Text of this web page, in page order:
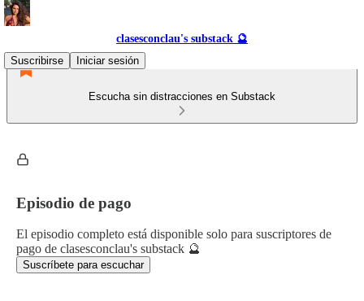
clasesconclau's substack 🔮
Suscribirse
Iniciar sesión
Escucha sin distracciones en Substack
Episodio de pago
El episodio completo está disponible solo para suscriptores de
pago de clasesconclau's substack 🔮
Suscríbete para escuchar